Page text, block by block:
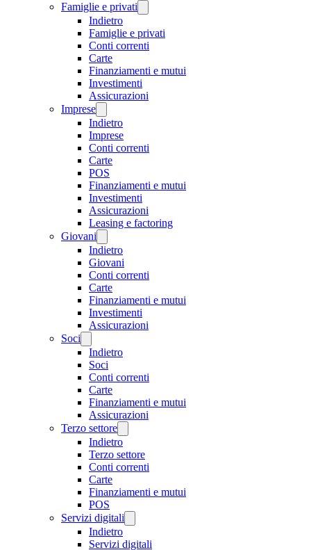
Famiglie e privati
Indietro
Famiglie e privati
Conti correnti
Carte
Finanziamenti e mutui
Investimenti
Assicurazioni
Imprese
Indietro
Imprese
Conti correnti
Carte
POS
Finanziamenti e mutui
Investimenti
Assicurazioni
Leasing e factoring
Giovani
Indietro
Giovani
Conti correnti
Carte
Finanziamenti e mutui
Investimenti
Assicurazioni
Soci
Indietro
Soci
Conti correnti
Carte
Finanziamenti e mutui
Assicurazioni
Terzo settore
Indietro
Terzo settore
Conti correnti
Carte
Finanziamenti e mutui
POS
Servizi digitali
Indietro
Servizi digitali